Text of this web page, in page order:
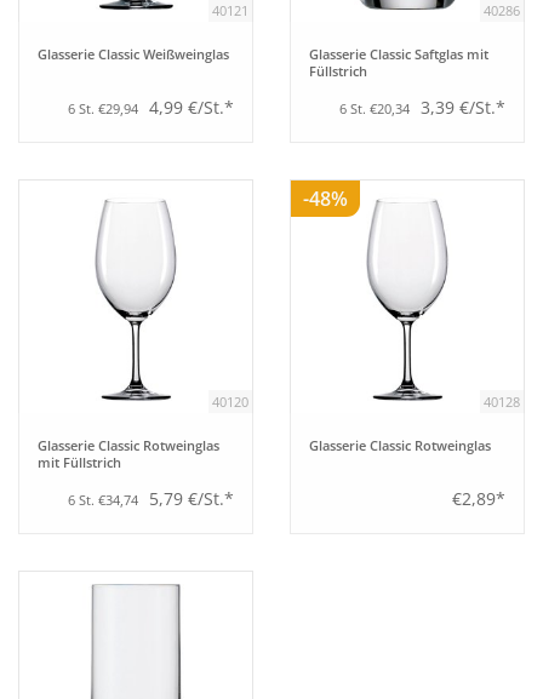
Küchenmöbel
40121
Glasserie Classic Weißweinglas
6 St. €29,94 4,99 €/St.*
40286
Glasserie Classic Saftglas mit
Füllstrich
6 St. €20,34 3,39 €/St.*
40120
Glasserie Classic Rotweinglas
mit Füllstrich
6 St. €34,74 5,79 €/St.*
-48%
40128
Glasserie Classic Rotweinglas
€2,89*